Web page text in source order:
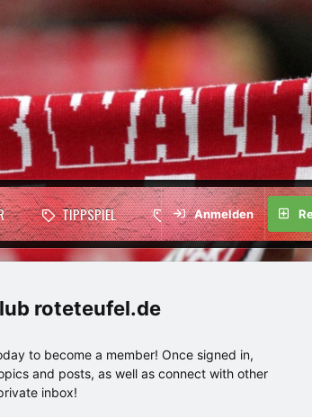
TIPPSPIEL SPENDEAnmelden
roteteufel.de
to become a member! Once signed in,
and posts, as well as connect with other
inbox!